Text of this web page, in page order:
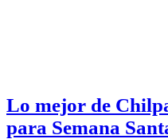
Lo mejor de
para Semana